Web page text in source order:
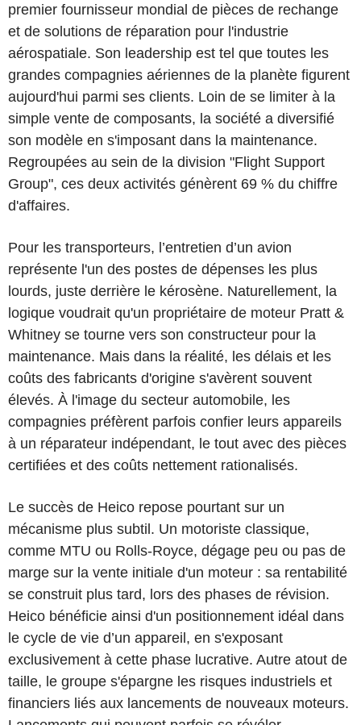
premier fournisseur mondial de pièces de rechange
et de solutions de réparation pour l'industrie
aérospatiale. Son leadership est tel que toutes les
grandes compagnies aériennes de la planète figurent
aujourd'hui parmi ses clients. Loin de se limiter à la
simple vente de composants, la société a diversifié
son modèle en s'imposant dans la maintenance.
Regroupées au sein de la division "Flight Support
Group", ces deux activités génèrent 69 % du chiffre
d'affaires.
Pour les transporteurs, l’entretien d’un avion
représente l'un des postes de dépenses les plus
lourds, juste derrière le kérosène. Naturellement, la
logique voudrait qu'un propriétaire de moteur Pratt &
Whitney se tourne vers son constructeur pour la
maintenance. Mais dans la réalité, les délais et les
coûts des fabricants d'origine s'avèrent souvent
élevés. À l'image du secteur automobile, les
compagnies préfèrent parfois confier leurs appareils
à un réparateur indépendant, le tout avec des pièces
certifiées et des coûts nettement rationalisés.
Le succès de Heico repose pourtant sur un
mécanisme plus subtil. Un motoriste classique,
comme MTU ou Rolls-Royce, dégage peu ou pas de
marge sur la vente initiale d'un moteur : sa rentabilité
se construit plus tard, lors des phases de révision.
Heico bénéficie ainsi d'un positionnement idéal dans
le cycle de vie d’un appareil, en s'exposant
exclusivement à cette phase lucrative. Autre atout de
taille, le groupe s'épargne les risques industriels et
financiers liés aux lancements de nouveaux moteurs.